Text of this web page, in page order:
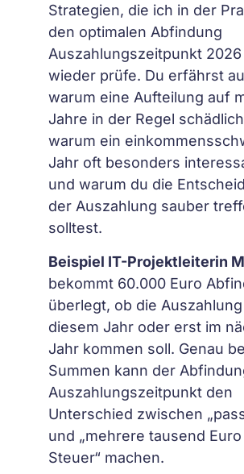
Strategien, die ich in der
den optimalen Abfindung
Auszahlungszeitpunkt
wieder prüfe. Du erfährst
warum eine Aufteilung auf
Jahre in der Regel
warum ein
Jahr oft besonders
und warum du die
der Auszahlung sauber
solltest.
Beispiel IT-Projektleiterin
bekommt 60.000 Euro
überlegt, ob die
diesem Jahr oder erst im
Jahr kommen soll. Genau
Summen kann der
Auszahlungszeitpunkt den
Unterschied zwischen
und „mehrere tausend
Steuer“ machen.